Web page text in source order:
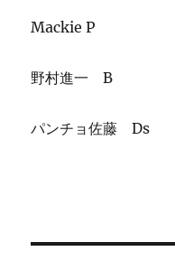
Mackie P
野村進一 B
パンチョ佐藤 Ds